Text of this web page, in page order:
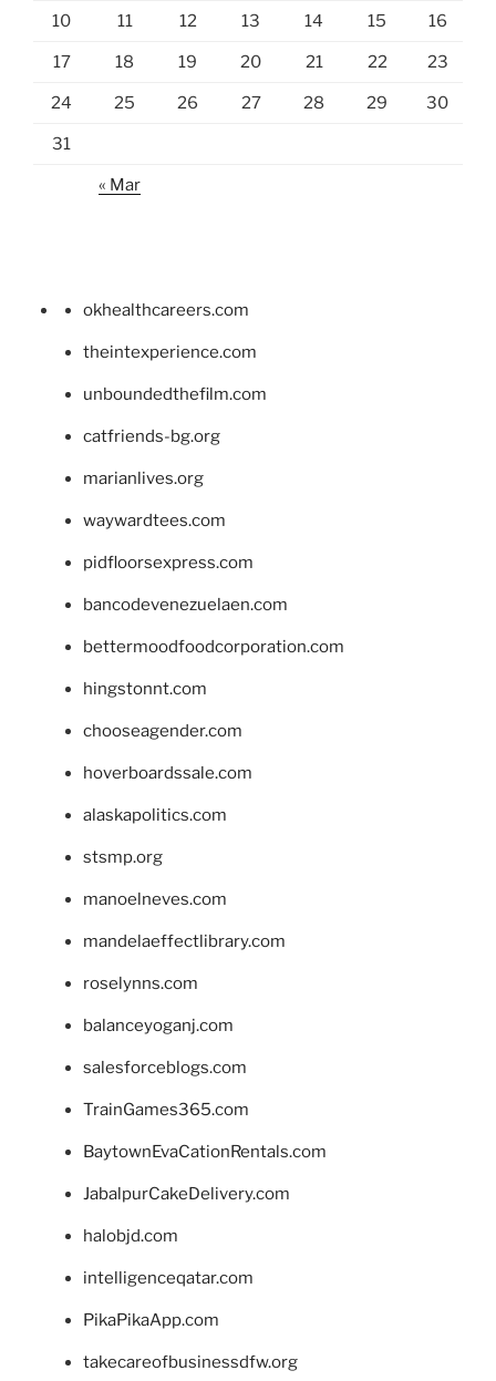
10 11 12 13 14 15 16
17 18 19 20 21 22 23
24 25 26 27 28 29 30
31
« Mar
okhealthcareers.com
theintexperience.com
unboundedthefilm.com
catfriends-bg.org
marianlives.org
waywardtees.com
pidfloorsexpress.com
bancodevenezuelaen.com
bettermoodfoodcorporation.com
hingstonnt.com
chooseagender.com
hoverboardssale.com
alaskapolitics.com
stsmp.org
manoelneves.com
mandelaeffectlibrary.com
roselynns.com
balanceyoganj.com
salesforceblogs.com
TrainGames365.com
BaytownEvaCationRentals.com
JabalpurCakeDelivery.com
halobjd.com
intelligenceqatar.com
PikaPikaApp.com
takecareofbusinessdfw.org